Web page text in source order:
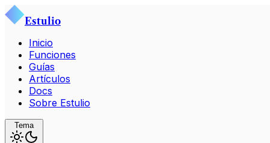
Estulio
Inicio
Funciones
Guías
Artículos
Docs
Sobre Estulio
Tema